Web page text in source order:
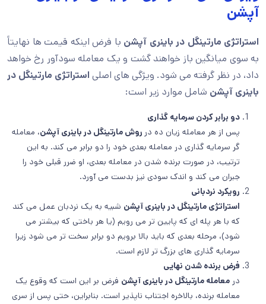
آپشن
استراتژی مارتینگل در باینری آپشن با فرض اینکه قیمت ها نهایتاً
به سوی میانگین باز خواهند گشت و یک معامله سودآور رخ خواهد
داد، در نظر گرفته می شود. ویژگی های اصلی استراتژی مارتینگل در
باینری آپشن شامل موارد زیر است:
دو برابر کردن سرمایه گذاری
پس از هر معامله زیان ده در روش مارتینگل در باینری آپشن، معامله
گر سرمایه گذاری در معامله بعدی خود را دو برابر می کند. به این
ترتیب، در صورت برنده شدن در معامله بعدی، او ضرر قبلی خود را
جبران می کند و اندک سودی نیز بدست می آورد.
رویکرد نردبانی
استراتژی مارتینگل در باینری آپشن شبیه به یک نردبان عمل می کند
که با هر پله ای که پایین تر می رویم (یا هر باختی که بیشتر می
شود)، مرحله بعدی که باید بالا برویم دو برابر سخت تر می شود زیرا
سرمایه گذاری های بزرگ تر لازم است.
فرض برنده شدن نهایی
در معامله مارتینگل در باینری آپشن فرض بر این است که وقوع یک
معامله برنده، بالاخره اجتناب ناپذیر است. بنابراین، حتی پس از سری